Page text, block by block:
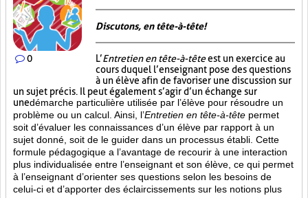
0
Discutons, en tête-à-tête!
L’Entretien en tête-à-têteest un exercice au
cours duquel l’enseignant pose des questions
à un élève afin de favoriser une discussion sur
un sujet précis. Il peut également s’agir d’un échange sur
unedémarche particulière utilisée par l’élève pour résoudre un
problème ou un calcul. Ainsi, l’Entretien en tête-à-tête permet
soit d’évaluer les connaissances d’un élève par rapport à un
sujet donné, soit de le guider dans un processus établi. Cette
formule pédagogique a l’avantage de recourir à une interaction
plus individualisée entre l’enseignant et son élève, ce qui permet
à l’enseignant d’orienter ses questions selon les besoins de
celui-ci et d’apporter des éclaircissements sur les notions plus